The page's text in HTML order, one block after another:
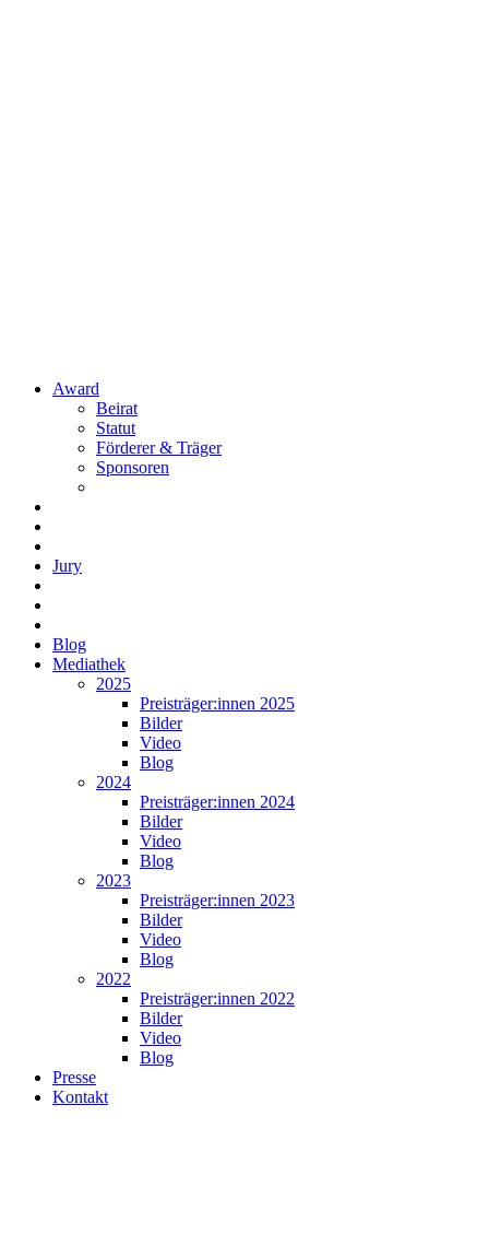
Award
Beirat
Statut
Förderer & Träger
Sponsoren
Jury
Blog
Mediathek
2025
Preisträger:innen 2025
Bilder
Video
Blog
2024
Preisträger:innen 2024
Bilder
Video
Blog
2023
Preisträger:innen 2023
Bilder
Video
Blog
2022
Preisträger:innen 2022
Bilder
Video
Blog
Presse
Kontakt